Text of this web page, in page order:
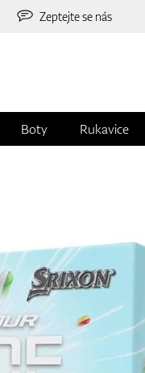
Zeptejte se nás
Boty Rukavice